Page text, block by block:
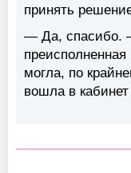
принять
— Да, спасибо.
могла, по
вошла в